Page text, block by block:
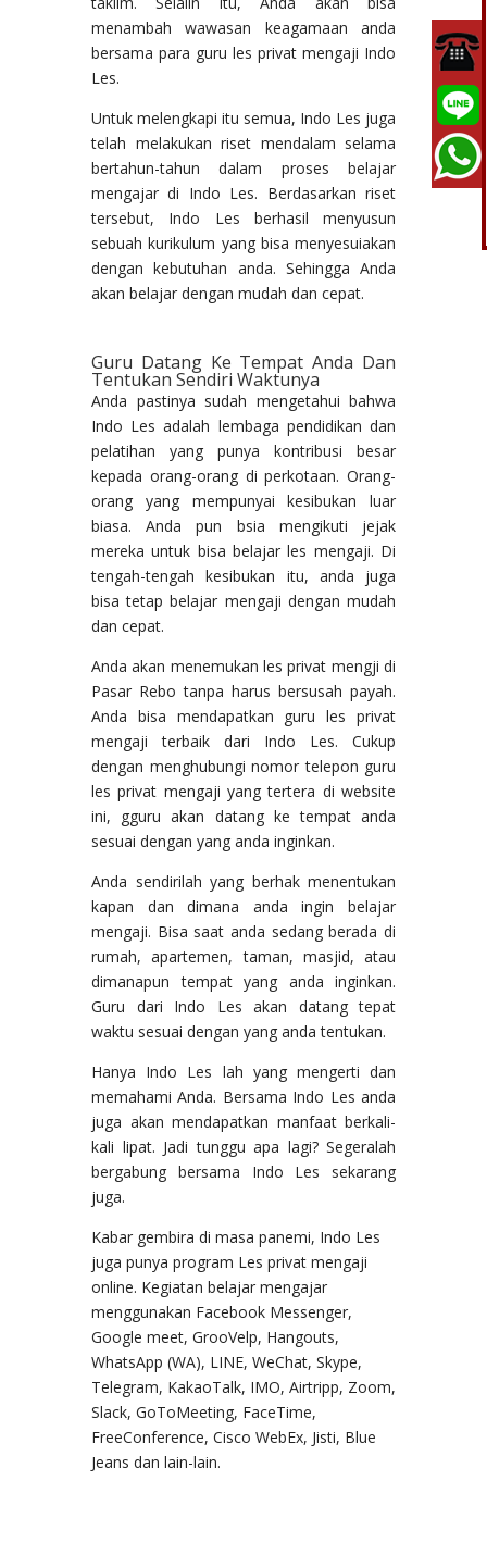
menambah wawasan keagamaan anda
bersama para guru les privat mengaji Indo
Les.
Untuk melengkapi itu semua, Indo Les juga
telah melakukan riset mendalam selama
bertahun-tahun dalam proses belajar
mengajar di Indo Les. Berdasarkan riset
tersebut, Indo Les berhasil menyusun
sebuah kurikulum yang bisa menyesuiakan
dengan kebutuhan anda. Sehingga Anda
akan belajar dengan mudah dan cepat.
Guru Datang Ke Tempat Anda Dan
Tentukan Sendiri Waktunya
Anda pastinya sudah mengetahui bahwa
Indo Les adalah lembaga pendidikan dan
pelatihan yang punya kontribusi besar
kepada orang-orang di perkotaan. Orang-
orang yang mempunyai kesibukan luar
biasa. Anda pun bsia mengikuti jejak
mereka untuk bisa belajar les mengaji. Di
tengah-tengah kesibukan itu, anda juga
bisa tetap belajar mengaji dengan mudah
dan cepat.
Anda akan menemukan les privat mengji di
Pasar Rebo tanpa harus bersusah payah.
Anda bisa mendapatkan guru les privat
mengaji terbaik dari Indo Les. Cukup
dengan menghubungi nomor telepon guru
les privat mengaji yang tertera di website
ini, gguru akan datang ke tempat anda
sesuai dengan yang anda inginkan.
Anda sendirilah yang berhak menentukan
kapan dan dimana anda ingin belajar
mengaji. Bisa saat anda sedang berada di
rumah, apartemen, taman, masjid, atau
dimanapun tempat yang anda inginkan.
Guru dari Indo Les akan datang tepat
waktu sesuai dengan yang anda tentukan.
Hanya Indo Les lah yang mengerti dan
memahami Anda. Bersama Indo Les anda
juga akan mendapatkan manfaat berkali-
kali lipat. Jadi tunggu apa lagi? Segeralah
bergabung bersama Indo Les sekarang
juga.
Kabar gembira di masa panemi, Indo Les
juga punya program Les privat mengaji
online. Kegiatan belajar mengajar
menggunakan Facebook Messenger,
Google meet, GrooVelp, Hangouts,
WhatsApp (WA), LINE, WeChat, Skype,
Telegram, KakaoTalk, IMO, Airtripp, Zoom,
Slack, GoToMeeting, FaceTime,
FreeConference, Cisco WebEx, Jisti, Blue
Jeans dan lain-lain.